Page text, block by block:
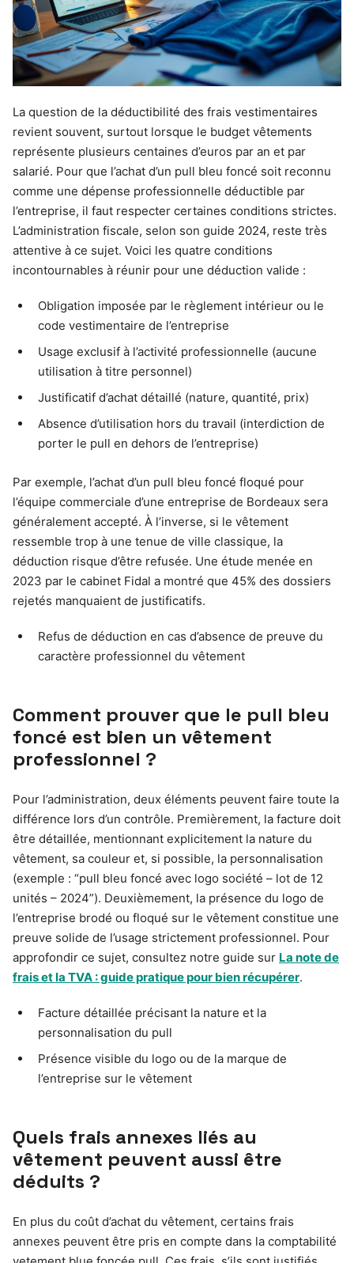
La question de la déductibilité des frais vestimentaires
revient souvent, surtout lorsque le budget vêtements
représente plusieurs centaines d’euros par an et par
salarié. Pour que l’achat d’un pull bleu foncé soit reconnu
comme une dépense professionnelle déductible par
l’entreprise, il faut respecter certaines conditions strictes.
L’administration fiscale, selon son guide 2024, reste très
attentive à ce sujet. Voici les quatre conditions
incontournables à réunir pour une déduction valide :
Obligation imposée par le règlement intérieur ou le
code vestimentaire de l’entreprise
Usage exclusif à l’activité professionnelle (aucune
utilisation à titre personnel)
Justificatif d’achat détaillé (nature, quantité, prix)
Absence d’utilisation hors du travail (interdiction de
porter le pull en dehors de l’entreprise)
Par exemple, l’achat d’un pull bleu foncé floqué pour
l’équipe commerciale d’une entreprise de Bordeaux sera
généralement accepté. À l’inverse, si le vêtement
ressemble trop à une tenue de ville classique, la
déduction risque d’être refusée. Une étude menée en
2023 par le cabinet Fidal a montré que 45% des dossiers
rejetés manquaient de justificatifs.
Refus de déduction en cas d’absence de preuve du
caractère professionnel du vêtement
Comment prouver que le pull bleu
foncé est bien un vêtement
professionnel ?
Pour l’administration, deux éléments peuvent faire toute la
différence lors d’un contrôle. Premièrement, la facture doit
être détaillée, mentionnant explicitement la nature du
vêtement, sa couleur et, si possible, la personnalisation
(exemple : “pull bleu foncé avec logo société – lot de 12
unités – 2024”). Deuxièmement, la présence du logo de
l’entreprise brodé ou floqué sur le vêtement constitue une
preuve solide de l’usage strictement professionnel. Pour
approfondir ce sujet, consultez notre guide sur La note de
frais et la TVA : guide pratique pour bien récupérer.
Facture détaillée précisant la nature et la
personnalisation du pull
Présence visible du logo ou de la marque de
l’entreprise sur le vêtement
Quels frais annexes liés au
vêtement peuvent aussi être
déduits ?
En plus du coût d’achat du vêtement, certains frais
annexes peuvent être pris en compte dans la comptabilité